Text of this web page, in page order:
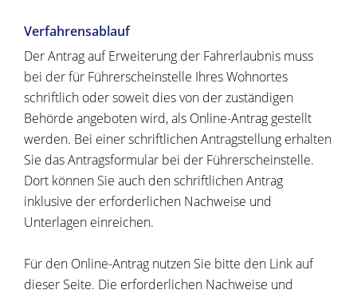
Verfahrensablauf
Der Antrag auf Erweiterung der Fahrerlaubnis muss
bei der für Führerscheinstelle Ihres Wohnortes
schriftlich oder soweit dies von der zuständigen
Behörde angeboten wird, als Online-Antrag gestellt
werden. Bei einer schriftlichen Antragstellung erhalten
Sie das Antragsformular bei der Führerscheinstelle.
Dort können Sie auch den schriftlichen Antrag
inklusive der erforderlichen Nachweise und
Unterlagen einreichen.
Für den Online-Antrag nutzen Sie bitte den Link auf
dieser Seite. Die erforderlichen Nachweise und